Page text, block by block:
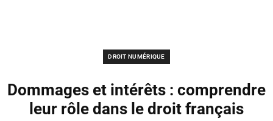
DROIT NUMÉRIQUE
Dommages et intérêts : comprendre
leur rôle dans le droit français